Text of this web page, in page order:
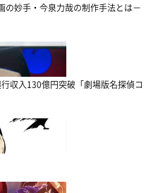
の妙手・今泉力哉の制作手法とは－
収入130億円突破「劇場版名探偵コ